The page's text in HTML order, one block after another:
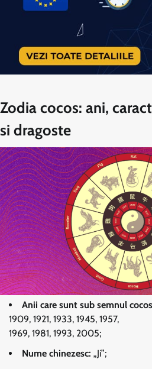
Zodia cocos: ani,
si dragoste
Anii care sunt sub semnul
1909, 1921, 1933, 1945, 1957,
1969, 1981, 1993, 2005;
Nume chinezesc: „Ji”;